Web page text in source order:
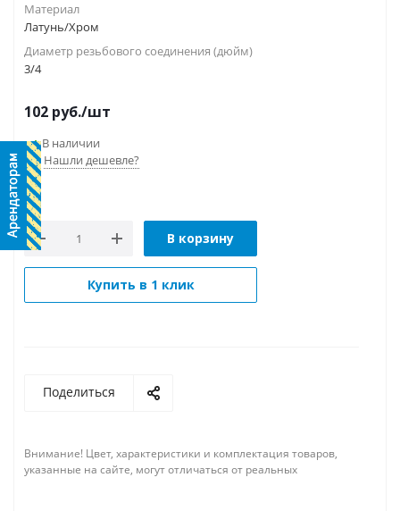
Материал
Латунь/Хром
Диаметр резьбового соединения (дюйм)
3/4
102 руб./шт
В наличии
Нашли дешевле?
В корзину
Купить в 1 клик
Поделиться
Внимание! Цвет, характеристики и комплектация товаров,
указанные на сайте, могут отличаться от реальных